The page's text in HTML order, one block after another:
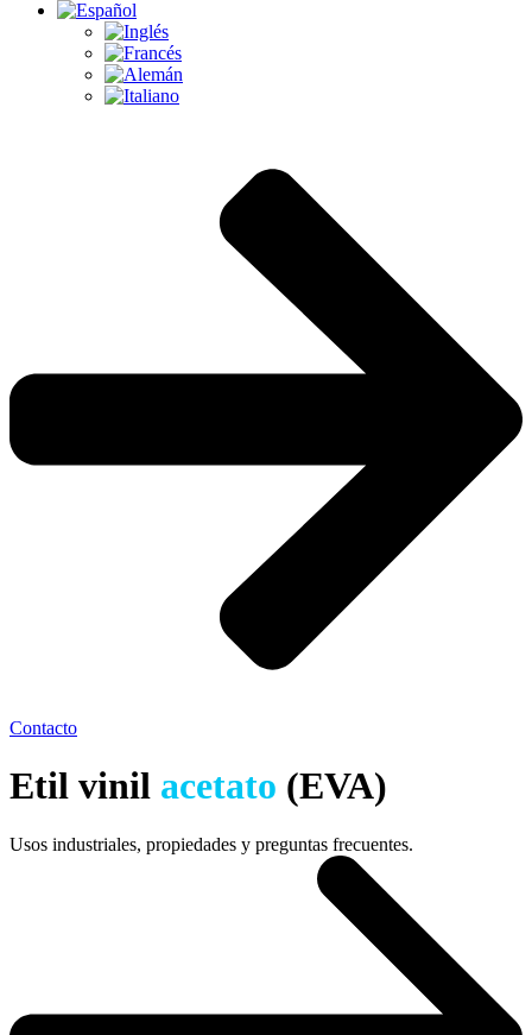
Contacto
Etil vinil acetato (EVA)
Usos industriales, propiedades y preguntas frecuentes.